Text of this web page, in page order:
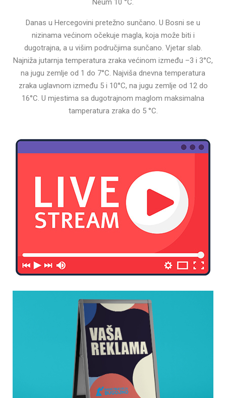
Neum 10 °C.
Danas u Hercegovini pretežno sunčano. U Bosni se u
nizinama većinom očekuje magla, koja može biti i
dugotrajna, a u višim područjima sunčano. Vjetar slab.
Najniža jutarnja temperatura zraka većinom između –3 i 3°C,
na jugu zemlje od 1 do 7°C. Najviša dnevna temperatura
zraka uglavnom između 5 i 10°C, na jugu zemlje od 12 do
16°C. U mjestima sa dugotrajnom maglom maksimalna
tamperatura zraka do 5 °C.